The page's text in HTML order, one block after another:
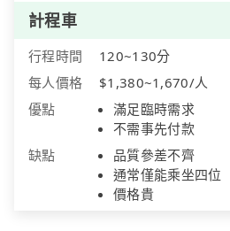
計程車
行程時間
120~130分
每人價格
$1,380~1,670/人
優點
滿足臨時需求
不需事先付款
缺點
品質參差不齊
通常僅能乘坐四位
價格貴